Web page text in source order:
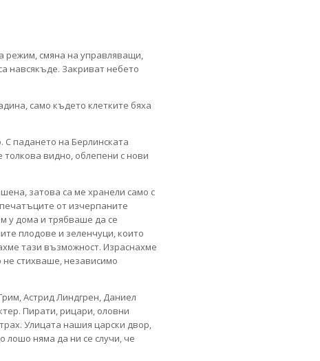
режим, смяна на управляващи,
навсякъде. Закриват небето
само където клетките бяха
С падането на Берлинската
видно, облепени с нови
затова са ме хранели само с
от изчерпаните
у дома и трябваше да се
плодове и зеленчуци, които
тази възможност. Израснахме
не стихваше, независимо
Астрид Линдгрен, Даниел
Пирати, рицари, оловни
Улицата нашия царски двор,
лошо няма да ни се случи, че